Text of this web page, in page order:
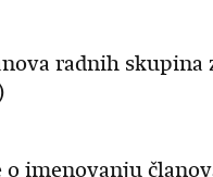
radnih
imenovanju